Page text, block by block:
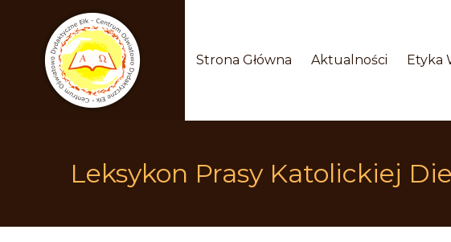
Strona Główna Aktualności Etyka
Leksykon Prasy Katolickiej